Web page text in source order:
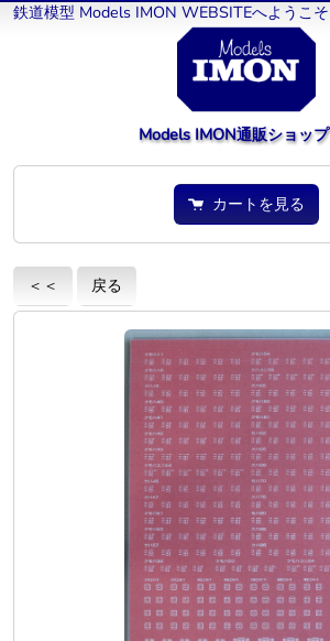
鉄道模型 Models IMON WEBSITEへようこそ
Models IMON通販ショップ
カートを見る
＜＜ 戻る